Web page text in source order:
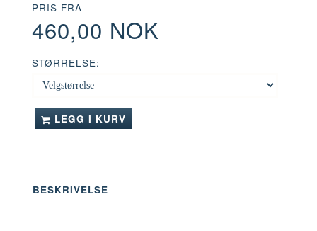
PRIS FRA
460,00 NOK
STØRRELSE:
LEGG I KURV
BESKRIVELSE